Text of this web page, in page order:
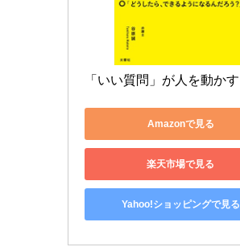
「いい質問」が人を動かす
Amazonで見る
楽天市場で見る
Yahoo!ショッピングで見る